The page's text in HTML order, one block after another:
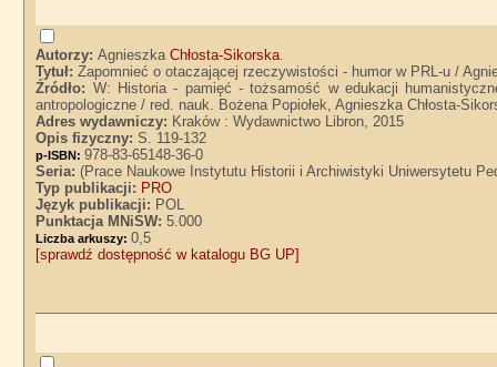
Autorzy:AgnieszkaChłosta-Sikorska.
Tytuł:Zapomnieć o otaczającej rzeczywistości - humor w PRL-u /
Źródło: W: Historia - pamięć - tożsamość w edukacji
antropologiczne / red. nauk. Bożena Popiołek, Agnieszka Chłosta-
Adres wydawniczy: Kraków : Wydawnictwo Libron, 2015
Opis fizyczny:S. 119-132
p-ISBN:978-83-65148-36-0
Seria:(Prace Naukowe Instytutu Historii i Archiwistyki Uniwersytetu
Typ publikacji: PRO
Język publikacji: POL
Punktacja MNiSW:5.000
Liczba arkuszy:0,5
[sprawdź dostępność w katalogu BG UP]